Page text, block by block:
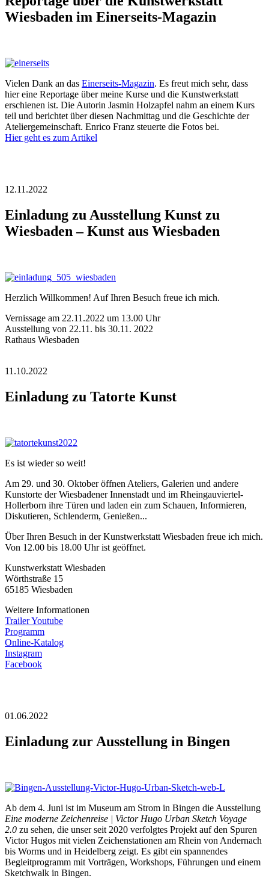
Wiesbaden im Einerseits-Magazin
Vielen Dank an das Einerseits-Magazin. Es freut mich sehr, dass
hier eine Reportage über meine Kurse und die Kunstwerkstatt
erschienen ist. Die Autorin Jasmin Holzapfel nahm an einem Kurs
teil und berichtet über diesen Nachmittag und die Geschichte der
Ateliergemeinschaft. Enrico Franz steuerte die Fotos bei.
Hier geht es zum Artikel
12.11.2022
Einladung zu Ausstellung Kunst zu
Wiesbaden – Kunst aus Wiesbaden
Herzlich Willkommen! Auf Ihren Besuch freue ich mich.
Vernissage am 22.11.2022 um 13.00 Uhr
Ausstellung von 22.11. bis 30.11. 2022
Rathaus Wiesbaden
11.10.2022
Einladung zu Tatorte Kunst
Es ist wieder so weit!
Am 29. und 30. Oktober öffnen Ateliers, Galerien und andere
Kunstorte der Wiesbadener Innenstadt und im Rheingauviertel-
Hollerborn ihre Türen und laden ein zum Schauen, Informieren,
Diskutieren, Schlenderm, Genießen...
Über Ihren Besuch in der Kunstwerkstatt Wiesbaden freue ich mich.
Von 12.00 bis 18.00 Uhr ist geöffnet.
Kunstwerkstatt Wiesbaden
Wörthstraße 15
65185 Wiesbaden
Weitere Informationen
Trailer Youtube
Programm
Online-Katalog
Instagram
Facebook
01.06.2022
Einladung zur Ausstellung in Bingen
Ab dem 4. Juni ist im Museum am Strom in Bingen die Ausstellung
Eine moderne Zeichenreise | Victor Hugo Urban Sketch Voyage
2.0 zu sehen, die unser seit 2020 verfolgtes Projekt auf den Spuren
Victor Hugos mit vielen Zeichenstationen am Rhein von Andernach
bis Worms und in Heidelberg zeigt. Es gibt ein spannendes
Begleitprogramm mit Vorträgen, Workshops, Führungen und einem
Sketchwalk in Bingen.